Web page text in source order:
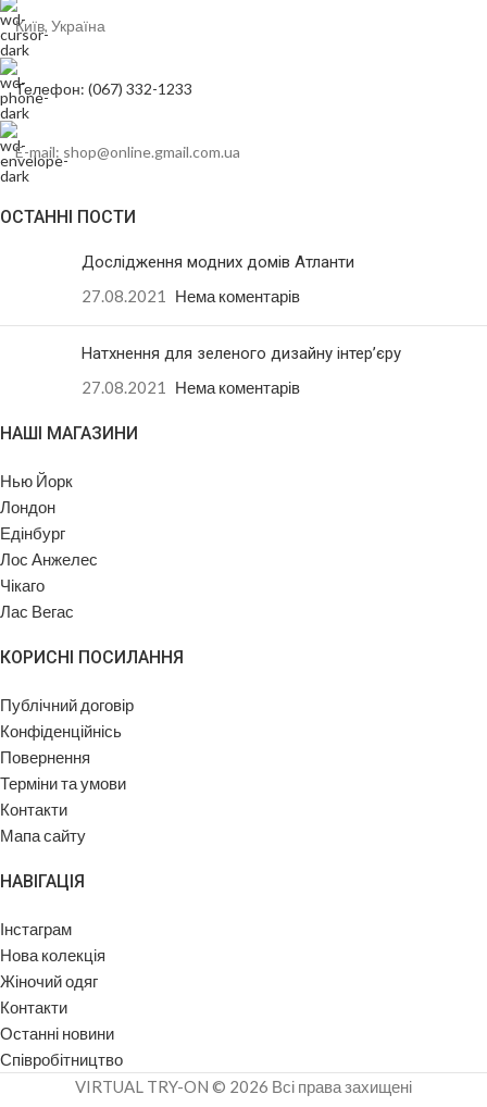
Київ, Україна
Телефон: (067) 332-1233
E-mail: shop@online.gmail.com.ua
ОСТАННІ ПОСТИ
Дослідження модних домів Атланти
27.08.2021
Нема коментарів
Натхнення для зеленого дизайну інтер’єру
27.08.2021
Нема коментарів
НАШІ МАГАЗИНИ
Нью Йорк
Лондон
Едінбург
Лос Анжелес
Чікаго
Лас Вегас
КОРИСНІ ПОСИЛАННЯ
Публічний договір
Конфіденційнісь
Повернення
Терміни та умови
Контакти
Мапа сайту
НАВІГАЦІЯ
Інстаграм
Нова колекція
Жіночий одяг
Контакти
Останні новини
Співробітництво
VIRTUAL TRY-ON © 2026 Всі права захищені